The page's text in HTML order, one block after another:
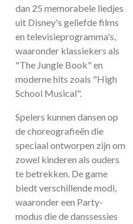
dan 25 memorabele liedjes
uit Disney's geliefde films
en televisieprogramma's,
waaronder klassiekers als
"The Jungle Book" en
moderne hits zoals "High
School Musical".
Spelers kunnen dansen op
de choreografieën die
speciaal ontworpen zijn om
zowel kinderen als ouders
te betrekken. De game
biedt verschillende modi,
waaronder een Party-
modus die de danssessies